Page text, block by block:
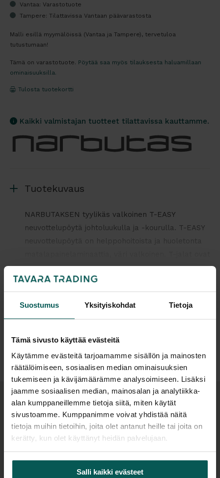
Suostumus Yksityiskohdat Tietoja
Tämä sivusto käyttää evästeitä
Käytämme evästeitä tarjoamamme sisällön ja mainosten
räätälöimiseen, sosiaalisen median ominaisuuksien
tukemiseen ja kävijämäärämme analysoimiseen. Lisäksi
jaamme sosiaalisen median, mainosalan ja analytiikka-
alan kumppaneillemme tietoja siitä, miten käytät
sivustoamme. Kumppanimme voivat yhdistää näitä
tietoja muihin tietoihin, joita olet antanut heille tai joita on
kerätty, kun olet käyttänyt heidän palvelujaan.
Salli kaikki evästeet
Vantaa: Varastotuote
Tampere: Tilattavissa Vantaan päävarastosta
Malli esillä myymälöissä (Vantaa ja Tampere), tervetuloa
tutustumaan!
Tämä on varastotuote. Pöytää saa myös tilauksesta haluamillaan
ominaisuuksilla.
Tulosta tuotekortti
Kaikki valmistajan tuotteet tilattavissa kauttamme.
Tuotekuvaus
NARBUTAKSEN tyylikäs valkoinen T-EASY
neuvottelupöytä johtoluukulla ja -kourulla. T-EASY
valkoista, maalattua metallia. Neuvottelupöytä
sisältää valkoisen metallisen johtoluukun keskellä
pöytää sekä johtokorin luukun alla
(sähköpistokkeet eivät sisälly hintaan, lisää
ostoskoriin kohdasta "Lisätarvikkeet").
Jos tarvitset todella ison pöydän, niin näitä on
helppo laittaa kaksi tai vaikka useampikin
peräkkäin! T-EASY neuvottelupöytää on saatavana
kahdessa eri pituudessa.
Saatavana myös sähköjaloilla! Sähköjaloilla
neuvottelupöydän korkeutta voidaan säätää -
pöydän ympärillä voi tarpeen mukaan joko seistä
tai istua. MOVE M sähköjalkojen korkeuden
säätöväli on 62-127 cm ja pöydän nostokyky on 150
kiloa. Jalat saa valkoisena, harmaana tai mustana.
Tiedostot
Lisätarvikkeet